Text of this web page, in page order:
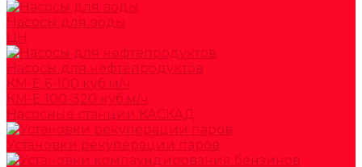
Насосы для воды
ЦН
Насосы для нефтепродуктов
КМ-Е 6-100 куб.м/ч
КМ-Е 100-320 куб.м/ч
Насосные станции КАСКАД
Установки рекуперации паров